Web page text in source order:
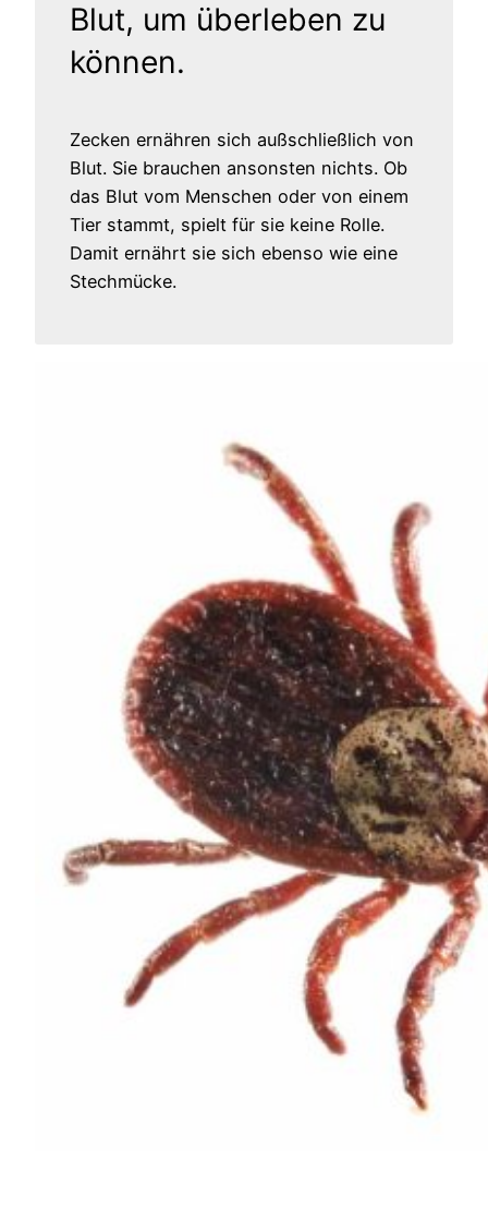
Blut, um überleben zu
können.
Zecken ernähren sich außschließlich von
Blut. Sie brauchen ansonsten nichts. Ob
das Blut vom Menschen oder von einem
Tier stammt, spielt für sie keine Rolle.
Damit ernährt sie sich ebenso wie eine
Stechmücke.